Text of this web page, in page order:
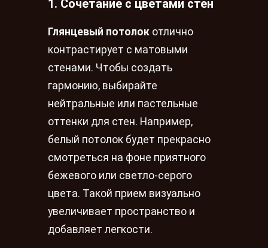
1. Сочетание с цветами стен
Глянцевый потолок отлично
контрастирует с матовыми
стенами. Чтобы создать
гармонию, выбирайте
нейтральные или пастельные
оттенки для стен. Например,
белый потолок будет прекрасно
смотреться на фоне приятного
бежевого или светло-серого
цвета. Такой прием визуально
увеличивает пространство и
добавляет легкости.